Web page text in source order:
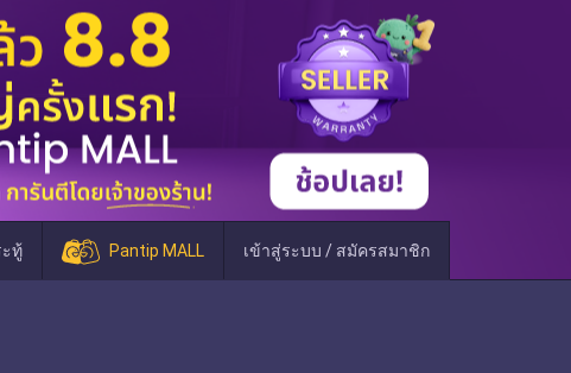
ะทู้ Pantip MALL เข้าสู่ระบบ / สมัครสมาชิก